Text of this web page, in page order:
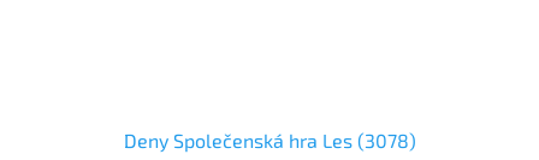
Deny Společenská hra Les (3078)